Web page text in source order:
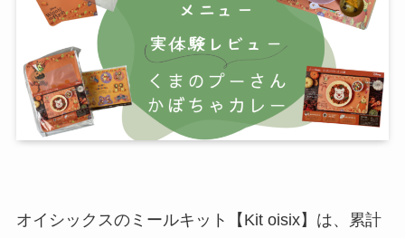
オイシックスのミールキット【Kit oisix】は、累計